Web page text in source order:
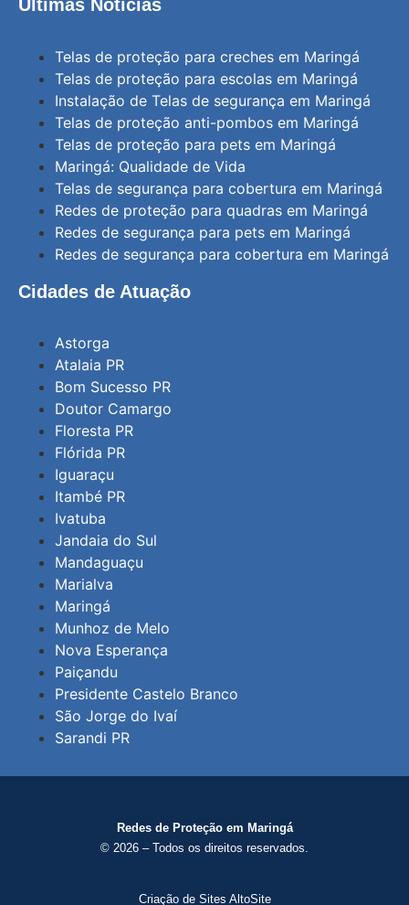
Últimas Notícias
Telas de proteção para creches em Maringá
Telas de proteção para escolas em Maringá
Instalação de Telas de segurança em Maringá
Telas de proteção anti-pombos em Maringá
Telas de proteção para pets em Maringá
Maringá: Qualidade de Vida
Telas de segurança para cobertura em Maringá
Redes de proteção para quadras em Maringá
Redes de segurança para pets em Maringá
Redes de segurança para cobertura em Maringá
Cidades de Atuação
Astorga
Atalaia PR
Bom Sucesso PR
Doutor Camargo
Floresta PR
Flórida PR
Iguaraçu
Itambé PR
Ivatuba
Jandaia do Sul
Mandaguaçu
Marialva
Maringá
Munhoz de Melo
Nova Esperança
Paiçandu
Presidente Castelo Branco
São Jorge do Ivaí
Sarandi PR
Redes de Proteção em Maringá
© 2026 – Todos os direitos reservados.
Criação de Sites AltoSite